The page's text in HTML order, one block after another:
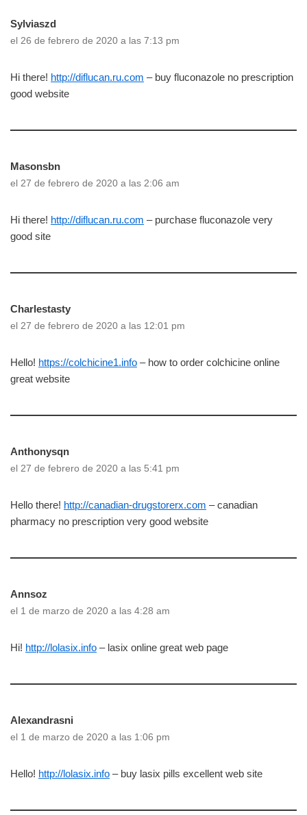
Sylviaszd
el 26 de febrero de 2020 a las 7:13 pm
Hi there! http://diflucan.ru.com – buy fluconazole no prescription
good website
Masonsbn
el 27 de febrero de 2020 a las 2:06 am
Hi there! http://diflucan.ru.com – purchase fluconazole very
good site
Charlestasty
el 27 de febrero de 2020 a las 12:01 pm
Hello! https://colchicine1.info – how to order colchicine online
great website
Anthonysqn
el 27 de febrero de 2020 a las 5:41 pm
Hello there! http://canadian-drugstorerx.com – canadian
pharmacy no prescription very good website
Annsoz
el 1 de marzo de 2020 a las 4:28 am
Hi! http://lolasix.info – lasix online great web page
Alexandrasni
el 1 de marzo de 2020 a las 1:06 pm
Hello! http://lolasix.info – buy lasix pills excellent web site